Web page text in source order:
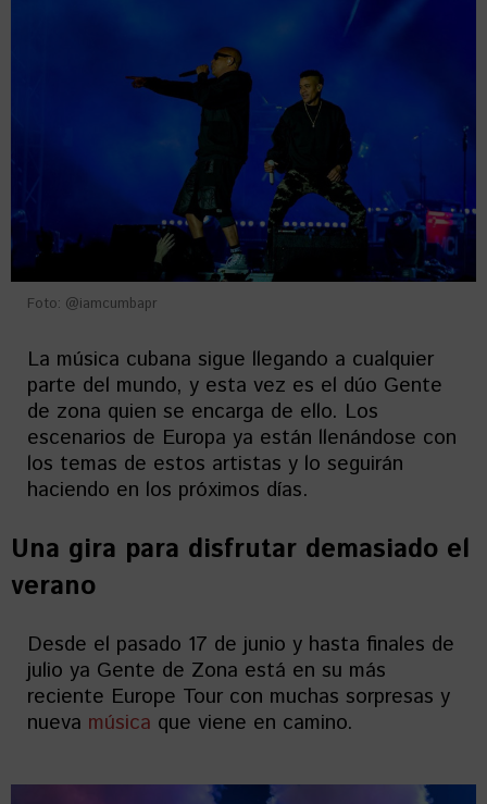
Foto: @iamcumbapr
La música cubana sigue llegando a cualquier
parte del mundo, y esta vez es el dúo Gente
de zona quien se encarga de ello. Los
escenarios de Europa ya están llenándose con
los temas de estos artistas y lo seguirán
haciendo en los próximos días.
Una gira para disfrutar demasiado el
verano
Desde el pasado 17 de junio y hasta finales de
julio ya Gente de Zona está en su más
reciente Europe Tour con muchas sorpresas y
nueva música que viene en camino.